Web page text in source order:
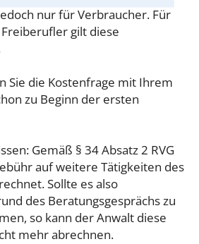
nur für Verbraucher. Für
gilt diese
Sie die Kostenfrage mit Ihrem
zu Beginn der ersten
Gemäß § 34 Absatz 2 RVG
auf weitere Tätigkeiten des
Sollte es also
des Beratungsgesprächs zu
so kann der Anwalt diese
mehr abrechnen.